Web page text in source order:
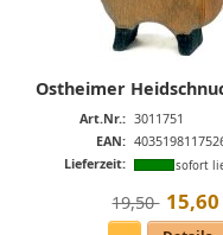
Ostheimer
Art.Nr.: 3011751
EAN:
Lieferzeit:
sofort
19,50  15,60